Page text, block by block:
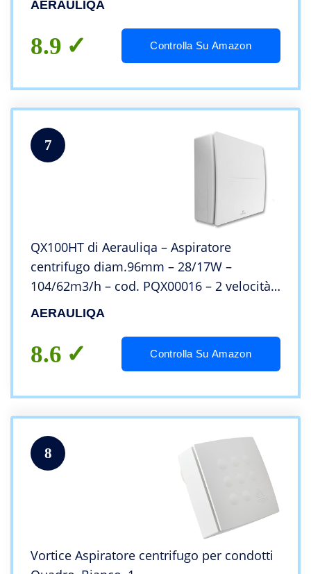
AERAULIQA
8.9 Controlla Su Amazon
7
QX100HT di Aerauliqa – Aspiratore
centrifugo diam.96mm – 28/17W –
104/62m3/h – cod. PQX00016 – 2 velocità,
con controllo di umidità e timer
AERAULIQA
8.6 Controlla Su Amazon
8
Vortice Aspiratore centrifugo per condotti